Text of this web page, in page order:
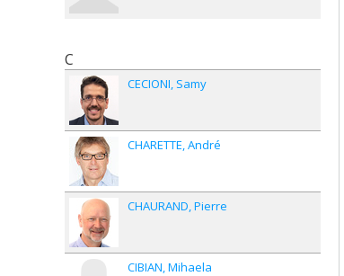
C
CECIONI Samy
CHARETTE André
CHAURAND Pierre
CIBIAN Mihaela